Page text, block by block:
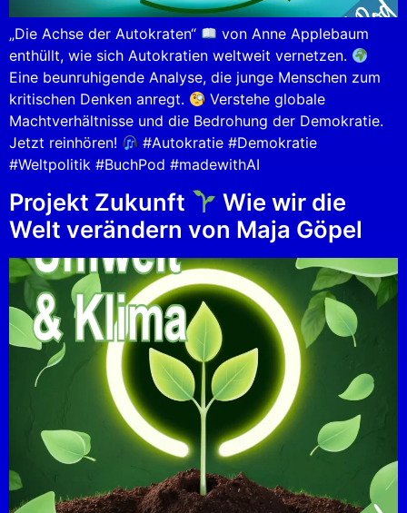
„Die Achse der Autokraten“
von Anne Applebaum
enthüllt, wie sich Autokratien weltweit vernetzen.
Eine beunruhigende Analyse, die junge Menschen zum
kritischen Denken anregt.
Verstehe globale
Machtverhältnisse und die Bedrohung der Demokratie.
Jetzt reinhören!
#Autokratie #Demokratie
#Weltpolitik #BuchPod #madewithAI
Projekt Zukunft
Wie wir die
Welt verändern von Maja Göpel